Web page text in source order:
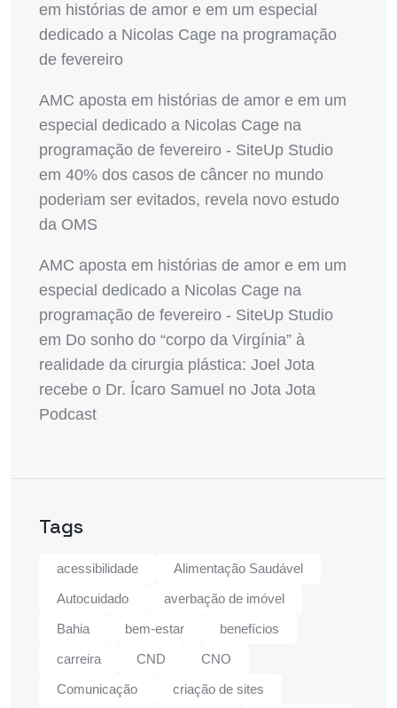
em histórias de amor e em um especial
dedicado a Nicolas Cage na programação
de fevereiro
AMC aposta em histórias de amor e em um
especial dedicado a Nicolas Cage na
programação de fevereiro - SiteUp Studio
em 40% dos casos de câncer no mundo
poderiam ser evitados, revela novo estudo
da OMS
AMC aposta em histórias de amor e em um
especial dedicado a Nicolas Cage na
programação de fevereiro - SiteUp Studio
em Do sonho do “corpo da Virgínia” à
realidade da cirurgia plástica: Joel Jota
recebe o Dr. Ícaro Samuel no Jota Jota
Podcast
Tags
acessibilidade
Alimentação Saudável
Autocuidado
averbação de imóvel
Bahia
bem-estar
benefícios
carreira
CND
CNO
Comunicação
criação de sites